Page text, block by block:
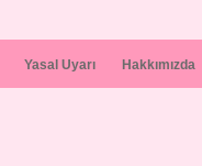
Yasal Uyarı Hakkımızda